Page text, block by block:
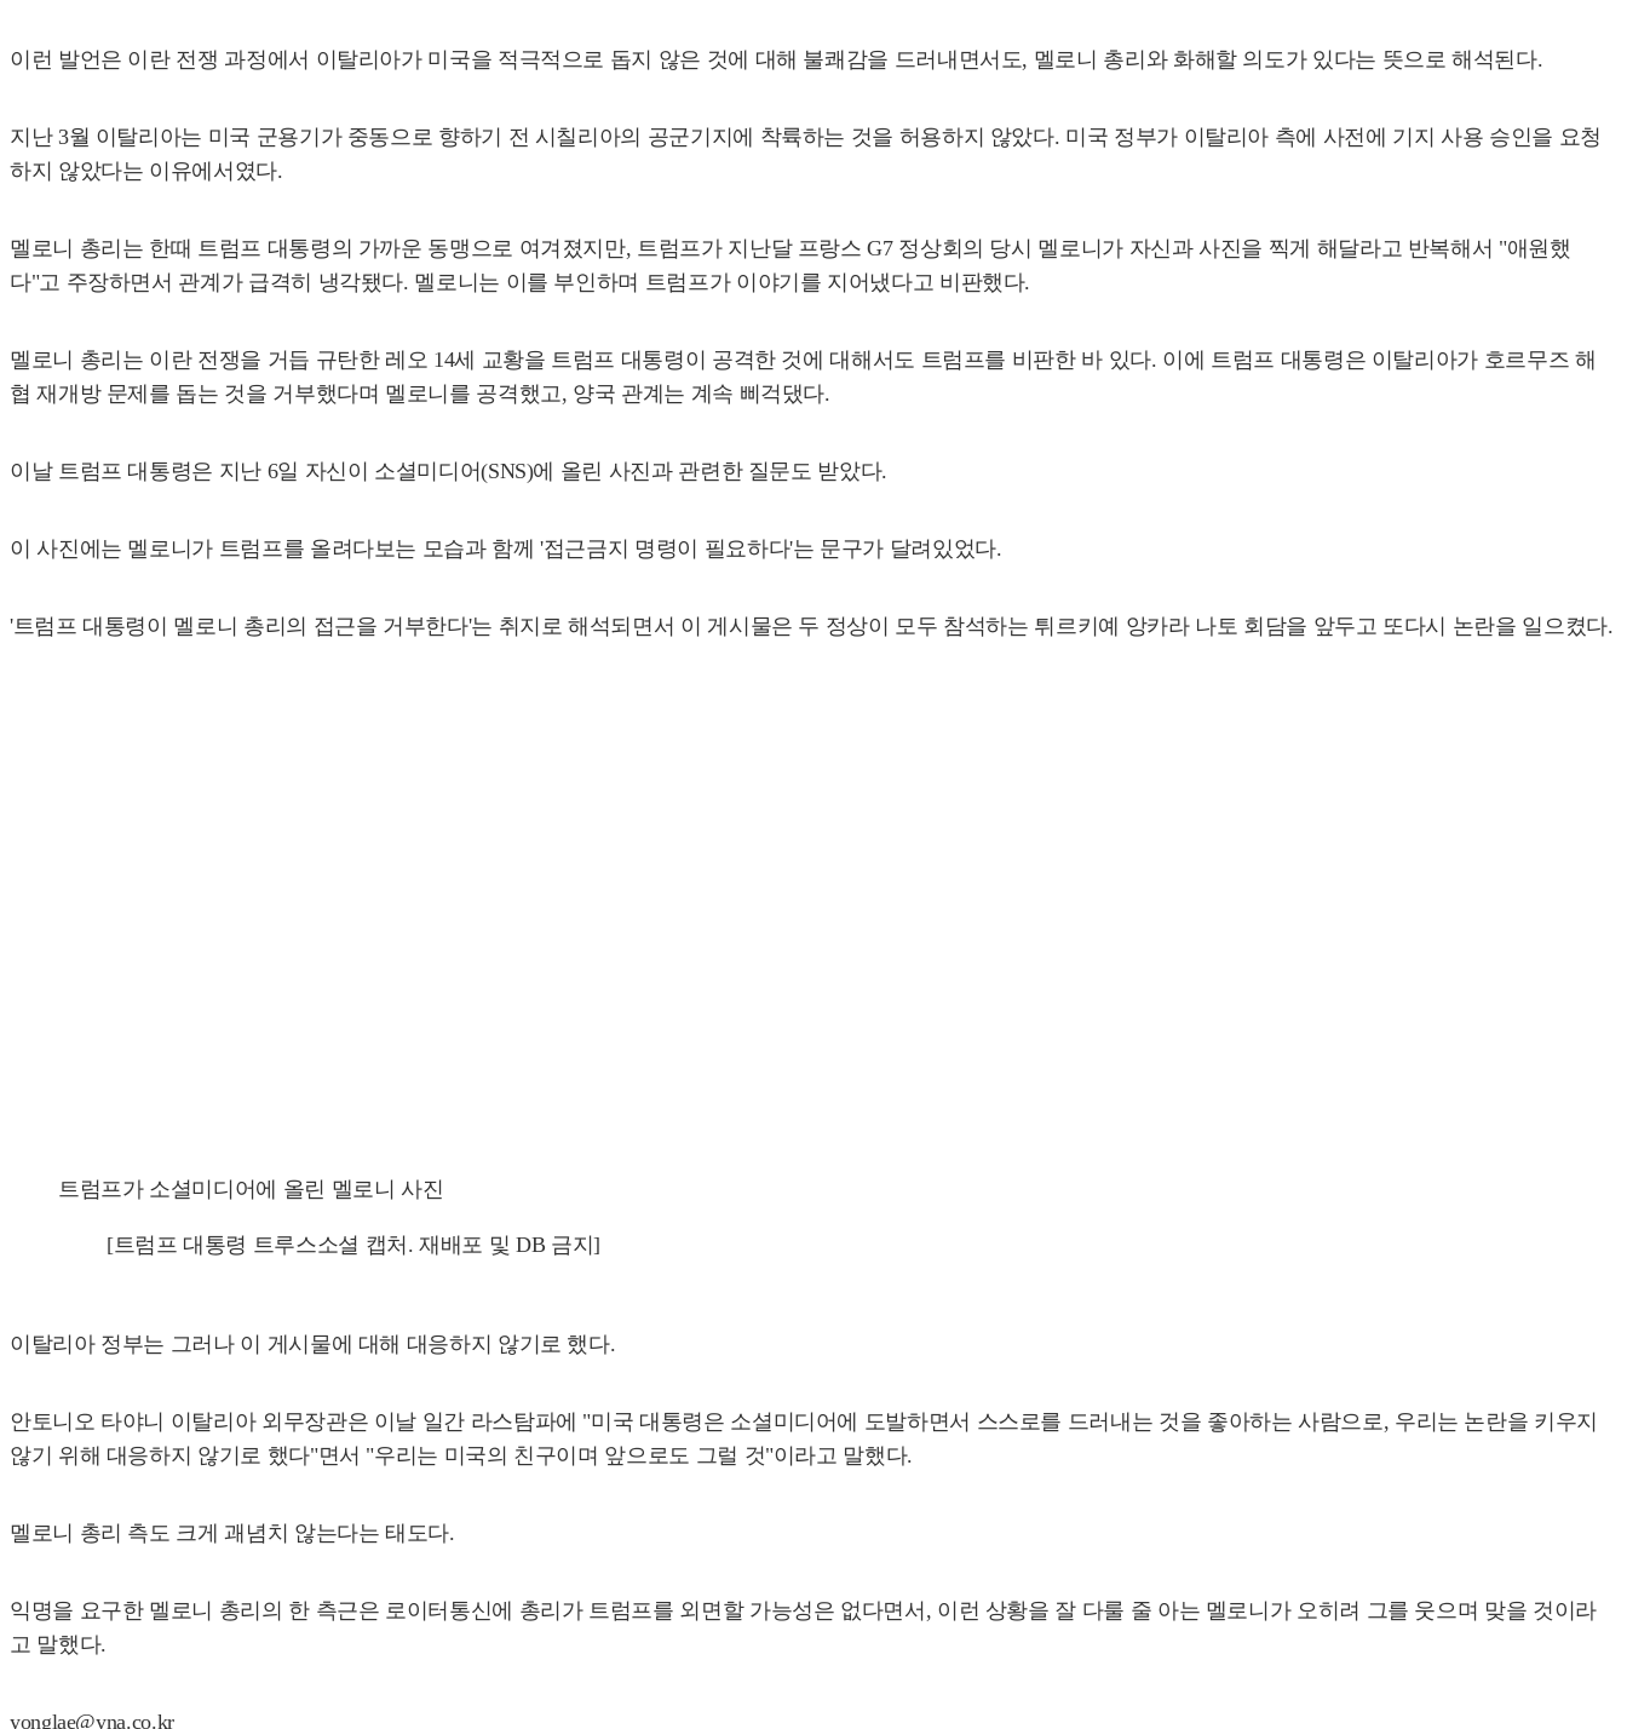
이런 발언은 이란 전쟁 과정에서 이탈리아가 미국을 적극적으로 돕지 않은 것에 대해 불쾌감을 드러내면서도, 멜로니 총리와 화해할 의도가 있다는 뜻으로 해석된다.
지난 3월 이탈리아는 미국 군용기가 중동으로 향하기 전 시칠리아의 공군기지에 착륙하는 것을 허용하지 않았다. 미국 정부가 이탈리아 측에 사전에 기지 사용 승인을 요청
하지 않았다는 이유에서였다.
멜로니 총리는 한때 트럼프 대통령의 가까운 동맹으로 여겨졌지만, 트럼프가 지난달 프랑스 G7 정상회의 당시 멜로니가 자신과 사진을 찍게 해달라고 반복해서 "애원했
다"고 주장하면서 관계가 급격히 냉각됐다. 멜로니는 이를 부인하며 트럼프가 이야기를 지어냈다고 비판했다.
멜로니 총리는 이란 전쟁을 거듭 규탄한 레오 14세 교황을 트럼프 대통령이 공격한 것에 대해서도 트럼프를 비판한 바 있다. 이에 트럼프 대통령은 이탈리아가 호르무즈 해
협 재개방 문제를 돕는 것을 거부했다며 멜로니를 공격했고, 양국 관계는 계속 삐걱댔다.
이날 트럼프 대통령은 지난 6일 자신이 소셜미디어(SNS)에 올린 사진과 관련한 질문도 받았다.
이 사진에는 멜로니가 트럼프를 올려다보는 모습과 함께 '접근금지 명령이 필요하다'는 문구가 달려있었다.
'트럼프 대통령이 멜로니 총리의 접근을 거부한다'는 취지로 해석되면서 이 게시물은 두 정상이 모두 참석하는 튀르키예 앙카라 나토 회담을 앞두고 또다시 논란을 일으켰다.
트럼프가 소셜미디어에 올린 멜로니 사진
[트럼프 대통령 트루스소셜 캡처. 재배포 및 DB 금지]
이탈리아 정부는 그러나 이 게시물에 대해 대응하지 않기로 했다.
안토니오 타야니 이탈리아 외무장관은 이날 일간 라스탐파에 "미국 대통령은 소셜미디어에 도발하면서 스스로를 드러내는 것을 좋아하는 사람으로, 우리는 논란을 키우지
않기 위해 대응하지 않기로 했다"면서 "우리는 미국의 친구이며 앞으로도 그럴 것"이라고 말했다.
멜로니 총리 측도 크게 괘념치 않는다는 태도다.
익명을 요구한 멜로니 총리의 한 측근은 로이터통신에 총리가 트럼프를 외면할 가능성은 없다면서, 이런 상황을 잘 다룰 줄 아는 멜로니가 오히려 그를 웃으며 맞을 것이라
고 말했다.
yonglae@yna.co.kr